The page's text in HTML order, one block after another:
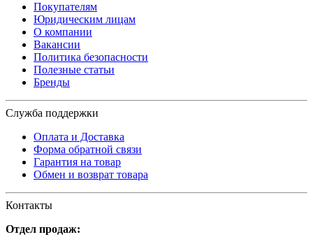
Покупателям
Юридическим лицам
О компании
Вакансии
Политика безопасности
Полезные статьи
Бренды
Служба поддержки
Оплата и Доставка
Форма обратной связи
Гарантия на товар
Обмен и возврат товара
Контакты
Отдел продаж: